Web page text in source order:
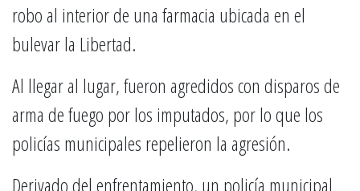
robo al interior de una farmacia ubicada en el
bulevar la Libertad.
Al llegar al lugar, fueron agredidos con disparos de
arma de fuego por los imputados, por lo que los
policías municipales repelieron la agresión.
Derivado del enfrentamiento, un policía municipal